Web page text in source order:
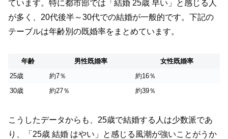
ています。特に都市部では「結婚 25歳 早い」と感じる人
が多く、20代後半～30代での結婚が一般的です。下記の
テーブルは年齢別の既婚率をまとめています。
年齢 男性既婚率
女性既婚率
25歳
約7％
約16％
30歳
約27％ 約39％
こうしたデータからも、25歳で結婚する人は少数派であ
り、「25歳 結婚 はやい」と感じる風潮が強いことがうか